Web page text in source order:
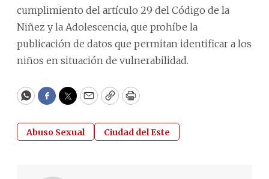
cumplimiento del artículo 29 del Código de la
Niñez y la Adolescencia, que prohíbe la
publicación de datos que permitan identificar a los
niños en situación de vulnerabilidad.
WhatsApp
Facebook
Twitter
EmailCopyPrint
Abuso Sexual Ciudad del Este